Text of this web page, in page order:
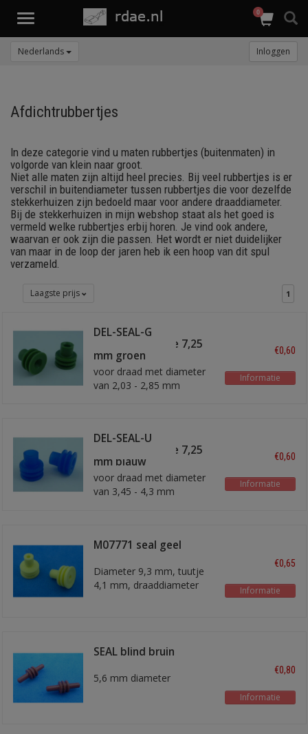
Toggle
0
Nederlands Inloggen
Afdichtrubbertjes
In deze categorie vind u maten rubbertjes (buitenmaten) in
volgorde van klein naar groot.
Niet alle maten zijn altijd heel precies. Bij veel rubbertjes is er
verschil in buitendiameter tussen rubbertjes die voor dezelfde
stekkerhuizen zijn bedoeld maar voor andere draaddiameter.
Bij de stekkerhuizen in mijn webshop staat als het goed is
vermeld welke rubbertjes erbij horen. Je vind ook andere,
waarvan er ook zijn die passen. Het wordt er niet duidelijker
van maar in de loop der jaren heb ik een hoop van dit spul
verzameld.
Laagste prijs 1
DEL-SEAL-G
afdichtrubbertje 7,25
mm groen
voor draad met diameter
van 2,03 - 2,85 mm
€0,60
Informatie
DEL-SEAL-U
afdichtrubbertje 7,25
mm blauw
voor draad met diameter
van 3,45 - 4,3 mm
€0,60
Informatie
M07771 seal geel
Diameter 9,3 mm, tuutje
4,1 mm, draaddiameter
€0,65
Informatie
SEAL blind bruin
5,6 mm diameter
€0,80
Informatie